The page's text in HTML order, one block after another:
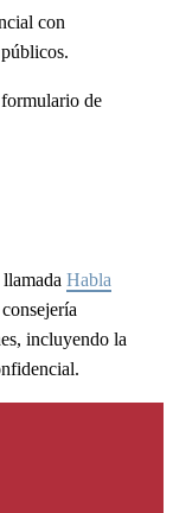
con
de
Habla
incluyendo la